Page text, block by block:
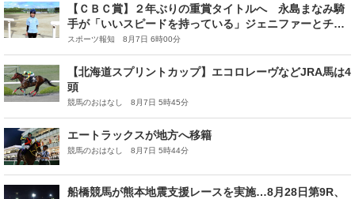
【ＣＢＣ賞】２年ぶりの重賞タイトルへ 永島まなみ騎
手が「いいスピードを持っている」ジェニファーとチャ
ンスつかむ
スポーツ報知 8月7日 6時00分
【北海道スプリントカップ】エコロレーヴなどJRA馬は4
頭
競馬のおはなし 8月7日 5時45分
エートラックスが地方へ移籍
競馬のおはなし 8月7日 5時44分
船橋競馬が熊本地震支援レースを実施…8月28日第9R、